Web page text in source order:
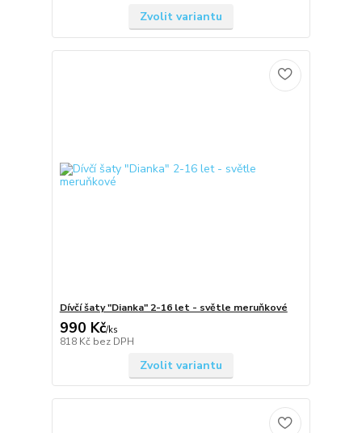
Zvolit variantu
Dívčí šaty "Dianka" 2-16 let - světle meruňkové
990 Kč/ks
818 Kč bez DPH
Zvolit variantu